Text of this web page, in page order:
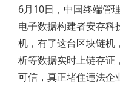
6月10日，中国终端管
电子数据构建者安存科
机，有了这台区块链机
析等数据实时上链存证
可信，真正堵住违法企